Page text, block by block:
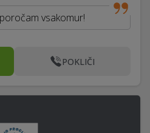
vsakomur!
POKLIČI